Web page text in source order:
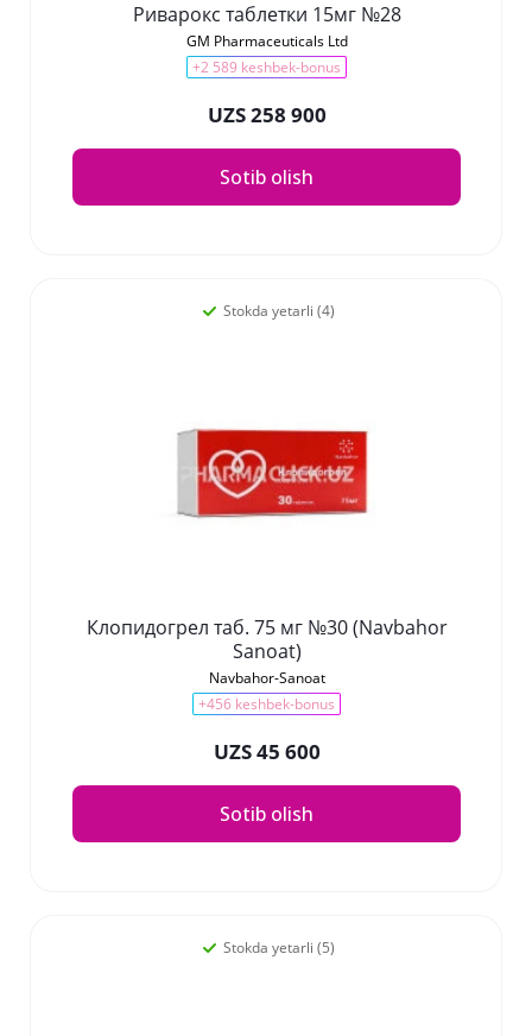
Риварокс таблетки 15мг №28
GM Pharmaceuticals Ltd
+2 589 keshbek-bonus
UZS 258 900
Sotib olish
Stokda yetarli (4)
Клопидогрел таб. 75 мг №30 (Navbahor
Sanoat)
Navbahor-Sanoat
+456 keshbek-bonus
UZS 45 600
Sotib olish
Stokda yetarli (5)